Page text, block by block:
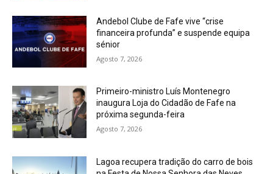
Andebol Clube de Fafe vive “crise
financeira profunda” e suspende equipa
sénior
Agosto 7, 2026
Primeiro-ministro Luís Montenegro
inaugura Loja do Cidadão de Fafe na
próxima segunda-feira
Agosto 7, 2026
Lagoa recupera tradição do carro de bois